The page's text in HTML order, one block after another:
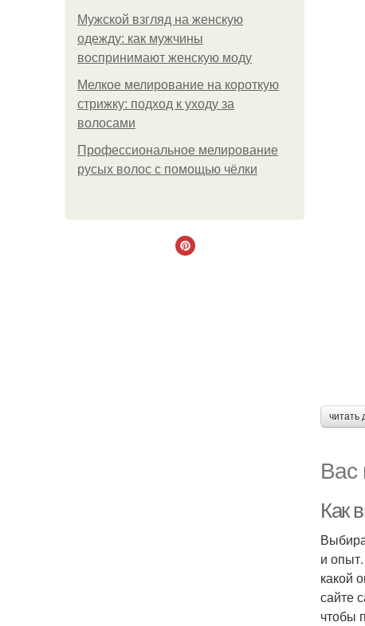
Мужской взгляд на женскую
одежду: как мужчины
воспринимают женскую моду
Мелкое мелирование на короткую
стрижку: подход к уходу за
волосами
Профессиональное мелирование
русых волос с помощью чёлки
читать
Вас
Как
и
какой
сайте
чтобы